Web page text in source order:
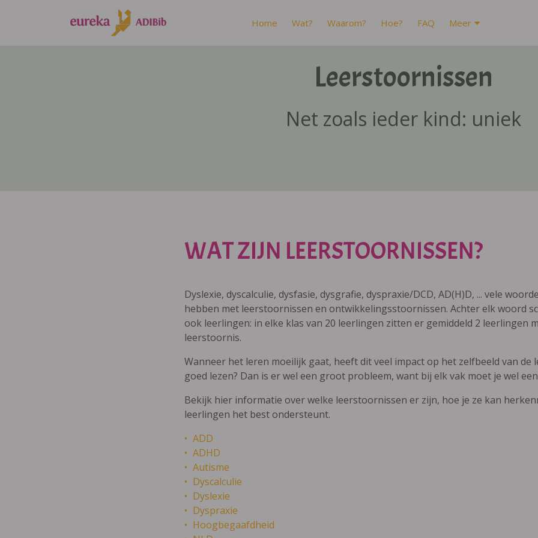
Home Wat? Waarom? Hoe? FAQ Meer
Leerstoornissen
Net zoals ieder kind: uniek
WAT ZIJN LEERSTOORNISSEN?
Dyslexie, dyscalculie, dysfasie, dysgrafie, dyspraxie/DCD, AD(H)D, ... vele
hebben met leerstoornissen en ontwikkelingsstoornissen. Achter elk woord
ook leerlingen: in elke klas van 20 leerlingen zitten er gemiddeld 2 leerlingen
leerstoornis.
Wanneer het leren moeilijk gaat, heeft dit veel impact op het zelfbeeld van de
goed lezen? Dan is er wel een groot probleem, want bij elk vak moet je wel
Bekijk hier informatie over welke leerstoornissen er zijn, hoe je ze kan
leerlingen het best ondersteunt.
ADD
ADHD
Autisme
Dyscalculie
Dyslexie
Dyspraxie
Hoogbegaafdheid